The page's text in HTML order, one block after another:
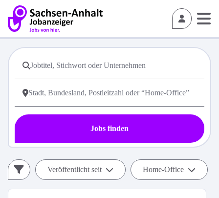
Jobs finden
Veröffentlicht seit Home-Office